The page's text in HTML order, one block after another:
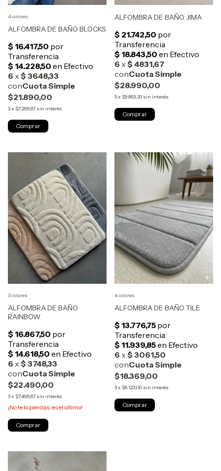
ALFOMBRA DE BAÑO BLOCKS
$21.890,00
3x $7.296,67 sin interés
4 colores
Comprar
ALFOMBRA DE BAÑO JIMA
$28.990,00
3x $9.663,33 sin interés
ALFOMBRA DE BAÑO
RAINBOW
$22.490,00
3x $7.496,67 sin interés
¡No te lo pierdas, es el último!
3 colores
Comprar
ALFOMBRA DE BAÑO TILE
$18.369,00
3x $6.123,00 sin interés
4 colores
Comprar